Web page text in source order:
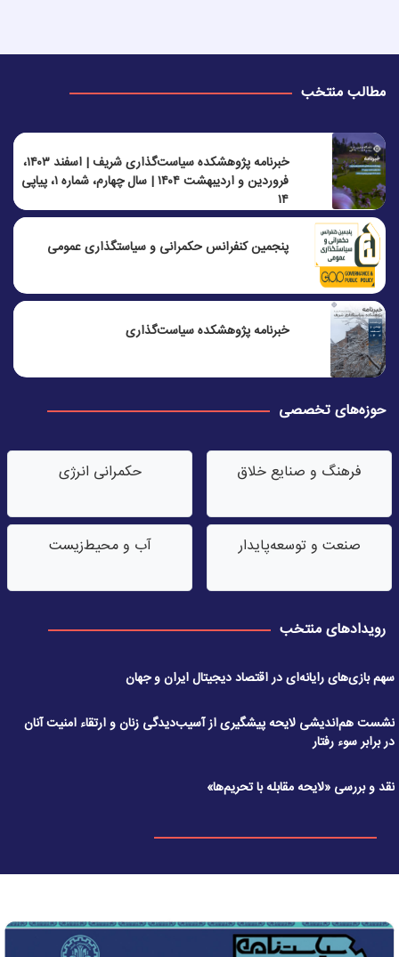
مطالب منتخب
خبرنامه پژوهشکده سیاست‌گذاری شریف | اسفند ۱۴۰۳،
فروردین و اردیبهشت ۱۴۰۴ | سال چهارم، شماره ۱، پیاپی
۱۴
پنجمين كنفرانس حكمرانی و سياستگذاری عمومی
خبرنامه پژوهشکده سیاست‌گذاری
حوزه‌های تخصصی
فرهنگ و صنایع خلاق حکمرانی انرژی
صنعت‌ و توسعه‌پایدار آب‌ و محیط‌زیست
رویدادهای منتخب
سهم بازی‌های رایانه‌ای در اقتصاد دیجیتال ایران و جهان
نشست هم‌اندیشی لایحه پیشگیری از آسیب‌دیدگی زنان و ارتقاء امنیت آنان
در برابر سوء رفتار
نقد و بررسی «لایحه مقابله با تحریم‌ها»